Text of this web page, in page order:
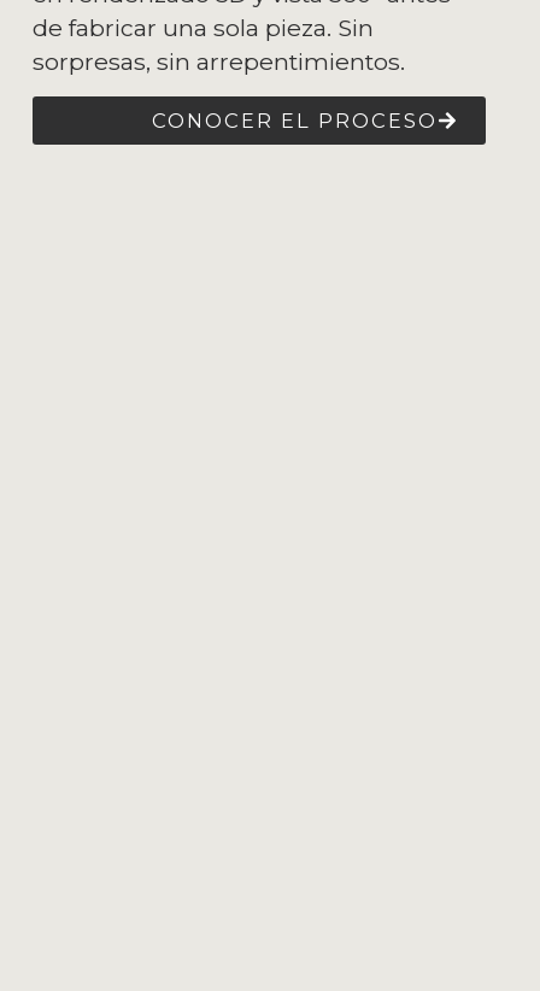
de fabricar una sola pieza. Sin
sorpresas, sin arrepentimientos.
CONOCER EL PROCESO